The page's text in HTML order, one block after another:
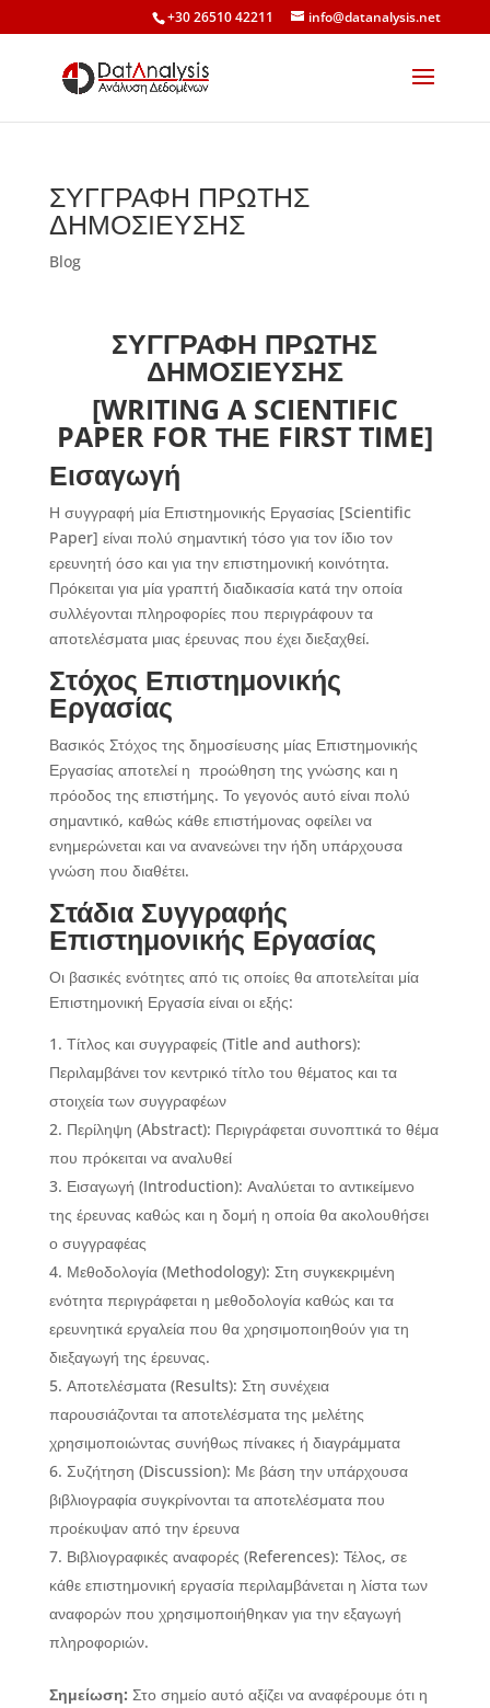
+30 26510 42211 info@datanalysis.net
ΣΥΓΓΡΑΦΗ ΠΡΩΤΗΣ
ΔΗΜΟΣΙΕΥΣΗΣ
Blog
ΣΥΓΓΡΑΦΗ ΠΡΩΤΗΣ
ΔΗΜΟΣΙΕΥΣΗΣ
[WRITING A SCIENTIFIC
PAPER FOR ΤΗΕ FIRST TIME]
Εισαγωγή
Η συγγραφή μία Επιστημονικής Εργασίας [Scientific
Paper] είναι πολύ σημαντική τόσο για τον ίδιο τον
ερευνητή όσο και για την επιστημονική κοινότητα.
Πρόκειται για μία γραπτή διαδικασία κατά την οποία
συλλέγονται πληροφορίες που περιγράφουν τα
αποτελέσματα μιας έρευνας που έχει διεξαχθεί.
Στόχος Επιστημονικής
Εργασίας
Βασικός Στόχος της δημοσίευσης μίας Επιστημονικής
Εργασίας αποτελεί η προώθηση της γνώσης και η
πρόοδος της επιστήμης. Το γεγονός αυτό είναι πολύ
σημαντικό, καθώς κάθε επιστήμονας οφείλει να
ενημερώνεται και να ανανεώνει την ήδη υπάρχουσα
γνώση που διαθέτει.
Στάδια Συγγραφής
Επιστημονικής Εργασίας
Οι βασικές ενότητες από τις οποίες θα αποτελείται μία
Επιστημονική Εργασία είναι οι εξής:
Τίτλος και συγγραφείς (Title and authors):
Περιλαμβάνει τον κεντρικό τίτλο του θέματος και τα
στοιχεία των συγγραφέων
Περίληψη (Abstract): Περιγράφεται συνοπτικά το θέμα
που πρόκειται να αναλυθεί
Εισαγωγή (Introduction): Αναλύεται το αντικείμενο
της έρευνας καθώς και η δομή η οποία θα ακολουθήσει
ο συγγραφέας
Μεθοδολογία (Methodology): Στη συγκεκριμένη
ενότητα περιγράφεται η μεθοδολογία καθώς και τα
ερευνητικά εργαλεία που θα χρησιμοποιηθούν για τη
διεξαγωγή της έρευνας.
Αποτελέσματα (Results): Στη συνέχεια
παρουσιάζονται τα αποτελέσματα της μελέτης
χρησιμοποιώντας συνήθως πίνακες ή διαγράμματα
Συζήτηση (Discussion): Με βάση την υπάρχουσα
βιβλιογραφία συγκρίνονται τα αποτελέσματα που
προέκυψαν από την έρευνα
Βιβλιογραφικές αναφορές (References): Τέλος, σε
κάθε επιστημονική εργασία περιλαμβάνεται η λίστα των
αναφορών που χρησιμοποιήθηκαν για την εξαγωγή
πληροφοριών.
Σημείωση: Στο σημείο αυτό αξίζει να αναφέρουμε ότι η